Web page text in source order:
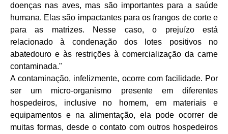
doenças nas aves, mas são importantes para a saúde
humana. Elas são impactantes para os frangos de corte e
para as matrizes. Nesse caso, o prejuízo está
relacionado à condenação dos lotes positivos no
abatedouro e às restrições à comercialização da carne
contaminada."
A contaminação, infelizmente, ocorre com facilidade. Por
ser um micro-organismo presente em diferentes
hospedeiros, inclusive no homem, em materiais e
equipamentos e na alimentação, ela pode ocorrer de
muitas formas, desde o contato com outros hospedeiros